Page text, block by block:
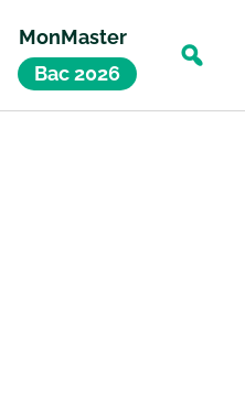
MonMaster
Bac 2026